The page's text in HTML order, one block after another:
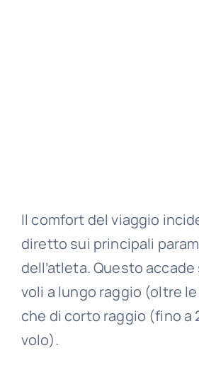
Il comfort del viaggio
diretto sui principali
dell’atleta. Questo
voli a lungo raggio (oltre
che di corto raggio (fino a
volo).